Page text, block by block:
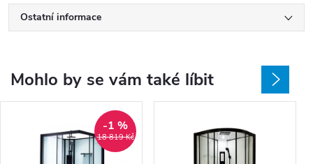
Ostatní informace
Mohlo by se vám také líbit
18 819 Kč
-1 %